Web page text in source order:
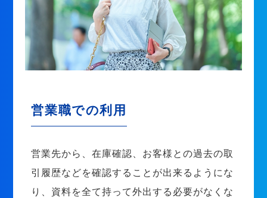
営業職での利用
営業先から、在庫確認、お客様との過去の取
引履歴などを確認することが出来るようにな
り、資料を全て持って外出する必要がなくな